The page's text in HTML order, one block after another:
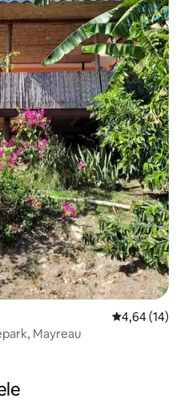
4,64 (14)
Mayreau